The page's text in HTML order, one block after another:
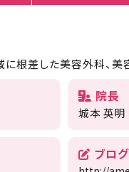
根差した美容外科、美
院長
城本 英明
ブログ